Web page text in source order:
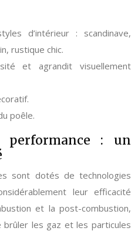
d’intérieur : scandinave,
rustique chic.
et agrandit visuellement
poêle.
performance : un
sont dotés de technologies
leur efficacité
et la post-combustion,
les gaz et les particules